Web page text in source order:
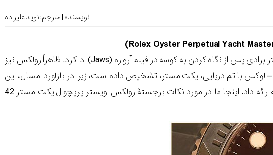
نویسنده | مترجم:نوید علیزاده
«ما به قایق بزرگتری نیاز خواهیم داشت»، این جملۀ معروفی است که کلانتر برادی پس از نگاه کردن به کوسه در فیلم آرواره (Jaws) ادا کرد. ظاهراً رولکس نیز
– لوکس با تم دریایی، یکت مستر، تشخیص داده است، زیرا در بازلورد امسال، این
برند یکت مستر را با نسبت های بزرگتری در مقایسه با مدل های گذشته ارائه داد. اینجا ما در مورد نکات برجستۀ رولکس اویستر پرپچوال یکت مستر 42